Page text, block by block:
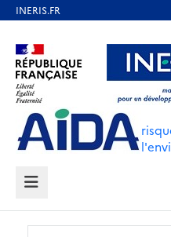
contenu
principal
Aller au contenu
Aller au pied de page
MENU